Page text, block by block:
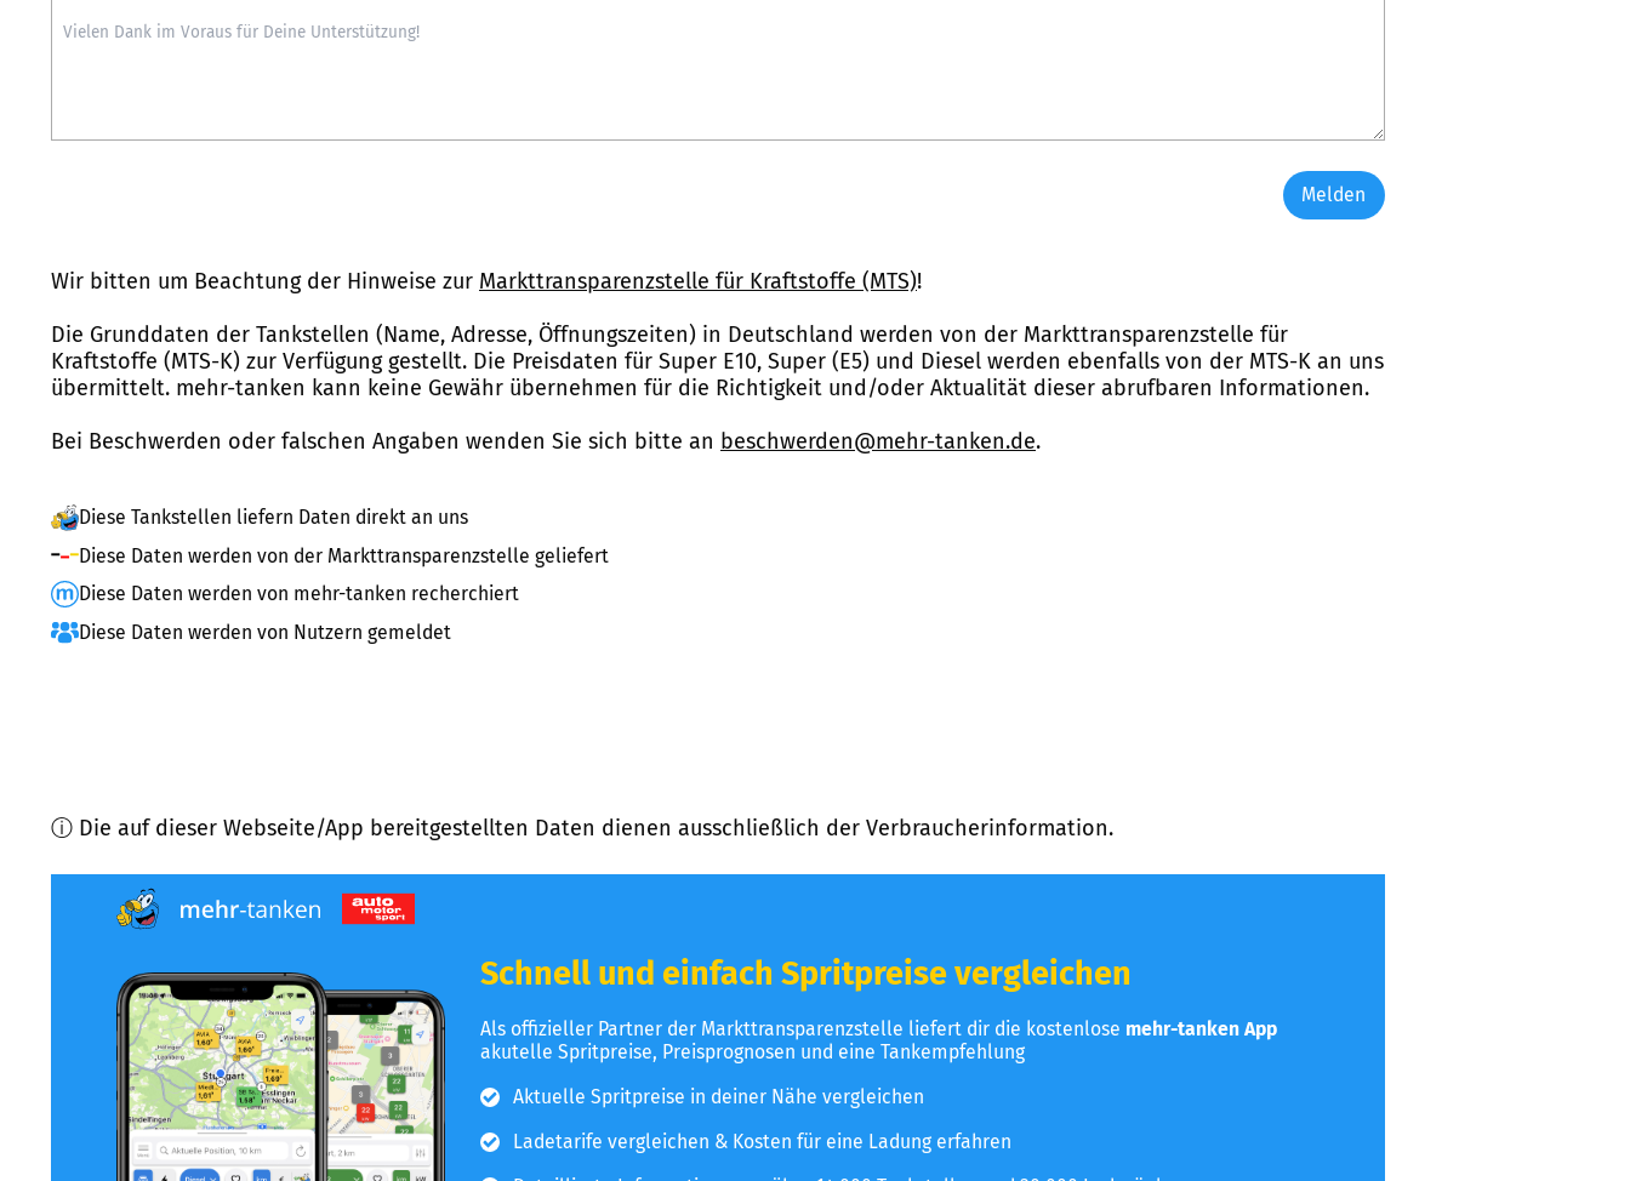
Melden
Wir bitten um Beachtung der Hinweise zur Markttransparenzstelle für Kraftstoffe (MTS)!
Die Grunddaten der Tankstellen (Name, Adresse, Öffnungszeiten) in Deutschland werden von der Markttransparenzstelle für
Kraftstoffe (MTS-K) zur Verfügung gestellt. Die Preisdaten für Super E10, Super (E5) und Diesel werden ebenfalls von der MTS-K an uns
übermittelt. mehr-tanken kann keine Gewähr übernehmen für die Richtigkeit und/oder Aktualität dieser abrufbaren Informationen.
Bei Beschwerden oder falschen Angaben wenden Sie sich bitte an beschwerden@mehr-tanken.de.
Diese Tankstellen liefern Daten direkt an uns
Diese Daten werden von der Markttransparenzstelle geliefert
Diese Daten werden von mehr-tanken recherchiert
Diese Daten werden von Nutzern gemeldet
ⓘ Die auf dieser Webseite/App bereitgestellten Daten dienen ausschließlich der Verbraucherinformation.
Schnell und einfach Spritpreise vergleichen
Als offizieller Partner der Markttransparenzstelle liefert dir die kostenlose mehr-tanken App
akutelle Spritpreise, Preisprognosen und eine Tankempfehlung
Aktuelle Spritpreise in deiner Nähe vergleichen
Ladetarife vergleichen & Kosten für eine Ladung erfahren